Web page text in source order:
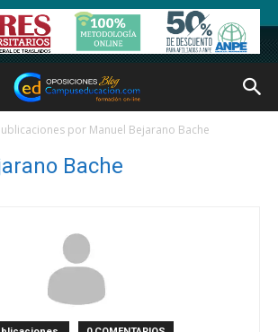
por Manuel Bejarano Bache
Bache